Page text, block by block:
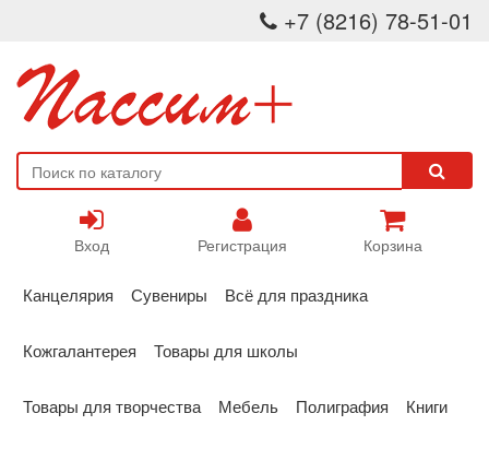
+7 (8216) 78-51-01
Вход Регистрация Корзина
Канцелярия Сувениры Всё для праздника
Кожгалантерея Товары для школы
Товары для творчества Мебель Полиграфия Книги